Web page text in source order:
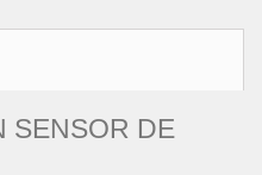
SENSOR DE